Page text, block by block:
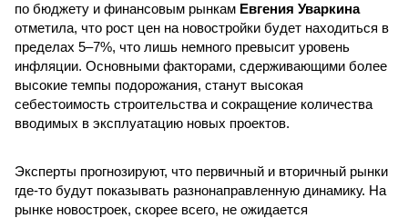
по бюджету и финансовым рынкам Евгения Уваркина
отметила, что рост цен на новостройки будет находиться в
пределах 5–7%, что лишь немного превысит уровень
инфляции. Основными факторами, сдерживающими более
высокие темпы подорожания, станут высокая
себестоимость строительства и сокращение количества
вводимых в эксплуатацию новых проектов.
Эксперты прогнозируют, что первичный и вторичный рынки
где-то будут показывать разнонаправленную динамику. На
рынке новостроек, скорее всего, не ожидается